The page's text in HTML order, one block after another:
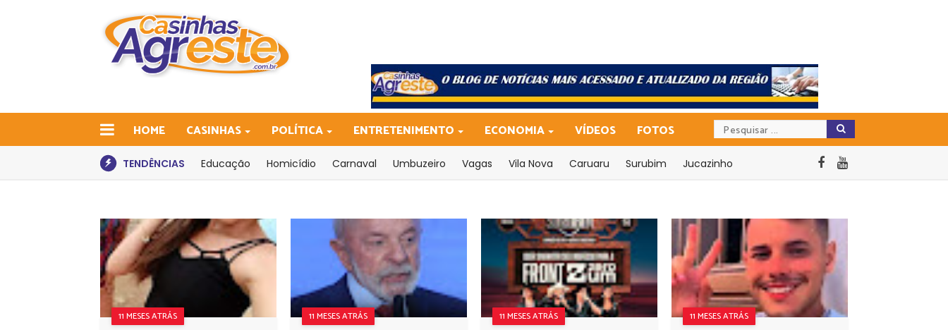
HOME CASINHAS POLÍTICA ENTRETENIMENTO ECONOMIA VÍDEOS FOTOS
TENDÊNCIAS Educação Homicídio Carnaval Umbuzeiro Vagas Vila Nova Caruaru Surubim Jucazinho
11 MESES ATRÁS 11 MESES ATRÁS 11 MESES ATRÁS 11 MESES ATRÁS